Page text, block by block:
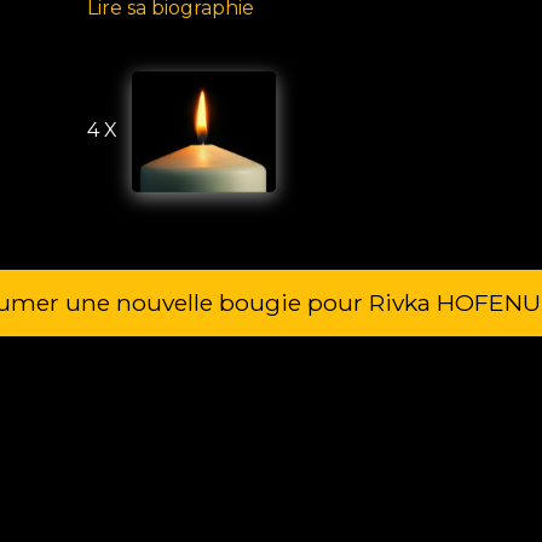
Lire sa biographie
4 X
une nouvelle bougie pour Rivka